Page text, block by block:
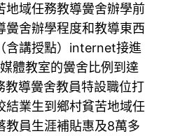
地域任務教導黌舍辦學前
黌舍辦學程度和教導東西
含講授點）internet接進
體教室的黌舍比例到達
導黌舍教員特設職位打
結業生到鄉村貧苦地域任
教員生涯補貼惠及8萬多